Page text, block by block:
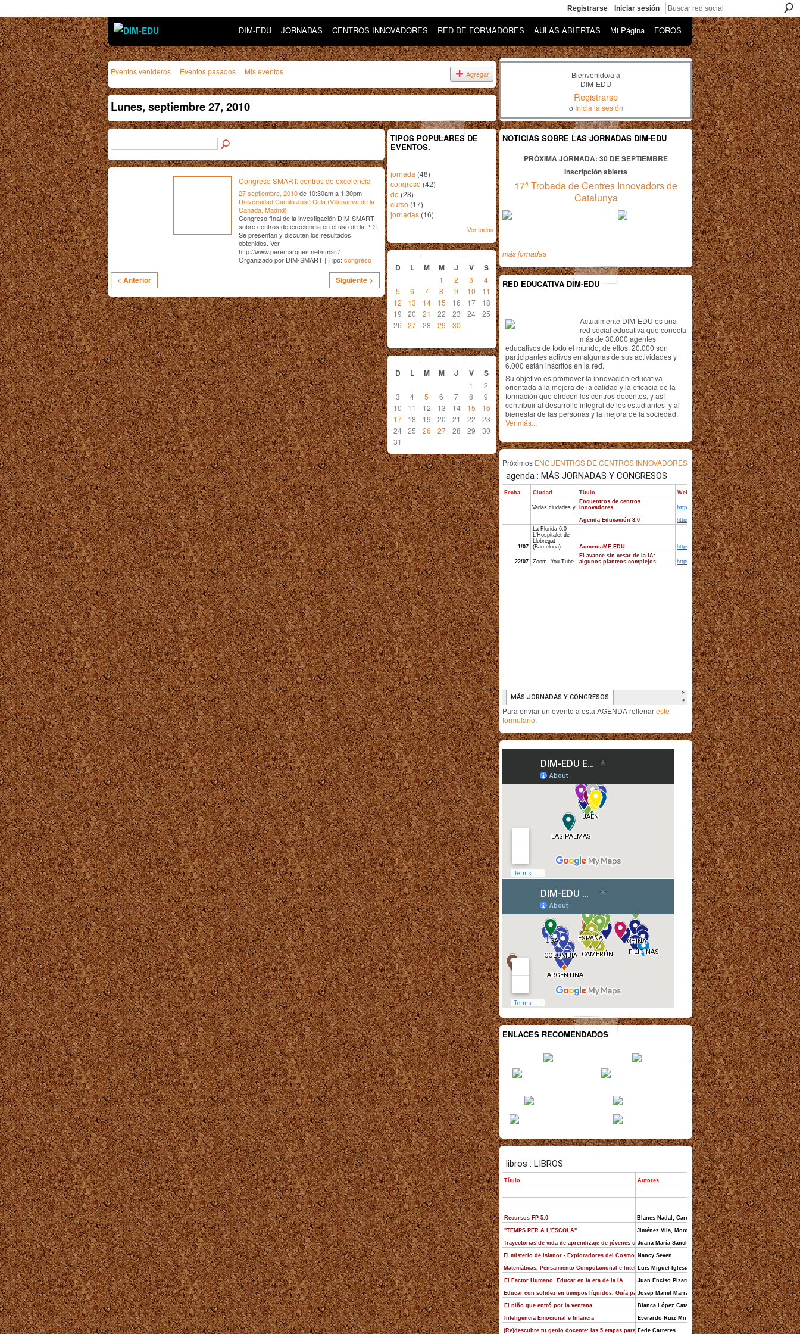
Registrarse Iniciar sesión
DIM-EDU JORNADAS CENTROS INNOVADORES RED DE FORMADORES AULAS ABIERTAS Mi Página FOROS
Eventos venideros Eventos pasados Mis eventos Agregar
Lunes, septiembre 27, 2010
Congreso SMART: centros de excelencia
27 septiembre, 2010de 10:30am a 1:30pm –
Universidad Camilo José Cela (Villanueva de la
Cañada, Madrid)
Congreso final de la investigación DIM-SMART
sobre centros de excelencia en el uso de la PDI.
Se presentan y discuten los resultados
obtenidos. Ver
http://www.peremarques.net/smart/
Organizado por DIM-SMART | Tipo: congreso
< Anterior Siguiente >
TIPOS POPULARES DE
EVENTOS.
jornada (48)
congreso (42)
de (28)
curso (17)
jornadas (16)
Ver todos
septiembre 2010
D L M M J V S
1 2 3
4
5
6 7 8 9 10
11
12
13 14 15 16 17
18
19
20 21 22 23 24
25
26
27 28 29 30
octubre 2010
D L M M J V S
1
2
3
4 5 6 7 8
9
10
11 12 13 14 15
16
17
18 19 20 21 22
23
24 25 26 27 28 29
30
31
Bienvenido/a a
DIM-EDU
Registrarse
o Inicia la sesión
NOTICIAS SOBRE LAS JORNADAS DIM-EDU
PRÓXIMA JORNADA: 30 DE SEPTIEMBRE
Inscripción abierta
17ª Trobada de Centres Innovadors de
Catalunya
más jornadas
RED EDUCATIVA DIM-EDU
Actualmente DIM-EDU es una
red social educativa que conecta
más de 30.000 agentes
educativos de todo el mundo; de ellos, 20.000 son
participantes activos en algunas de sus actividades y
6.000 están inscritos en la red.
Su objetivo es promover la innovación educativa
orientada a la mejora de la calidad y la eficacia de la
formación que ofrecen los centros docentes, y así
contribuir al desarrollo integral de los estudiantes y al
bienestar de las personas y la mejora de la sociedad.
Ver más...
Próximos ENCUENTROS DE CENTROS INNOVADORES
Para enviar un evento a esta AGENDA rellenareste
formulario.
ENLACES RECOMENDADOS